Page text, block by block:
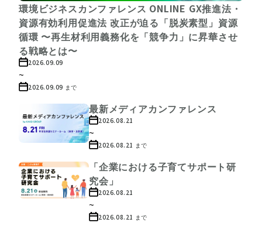
環境ビジネスカンファレンス ONLINE GX推進法・
資源有効利用促進法 改正が迫る「脱炭素型」資源
循環 〜再生材利用義務化を「競争力」に昇華させ
る戦略とは〜
2026.09.09
~
2026.09.09 まで
最新メディアカンファレンス
2026.08.21
~
2026.08.21 まで
「企業における子育てサポート研
究会」
2026.08.21
~
2026.08.21 まで